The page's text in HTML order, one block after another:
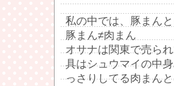
私の中では、豚まん
豚まん≠肉まん
オサナは関東で売ら
具はシュウマイの中
っさりしてる肉まん